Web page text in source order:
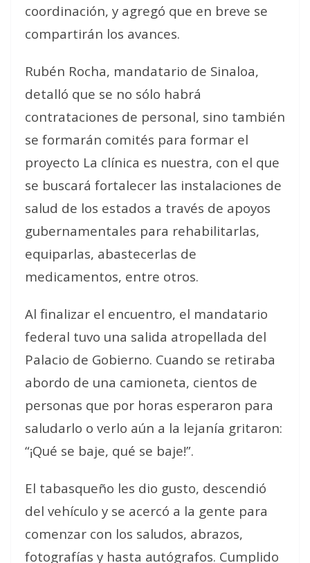
coordinación, y agregó que en breve se
compartirán los avances.
Rubén Rocha, mandatario de Sinaloa,
detalló que se no sólo habrá
contrataciones de personal, sino también
se formarán comités para formar el
proyecto La clínica es nuestra, con el que
se buscará fortalecer las instalaciones de
salud de los estados a través de apoyos
gubernamentales para rehabilitarlas,
equiparlas, abastecerlas de
medicamentos, entre otros.
Al finalizar el encuentro, el mandatario
federal tuvo una salida atropellada del
Palacio de Gobierno. Cuando se retiraba
abordo de una camioneta, cientos de
personas que por horas esperaron para
saludarlo o verlo aún a la lejanía gritaron:
“¡Qué se baje, qué se baje!”.
El tabasqueño les dio gusto, descendió
del vehículo y se acercó a la gente para
comenzar con los saludos, abrazos,
fotografías y hasta autógrafos. Cumplido